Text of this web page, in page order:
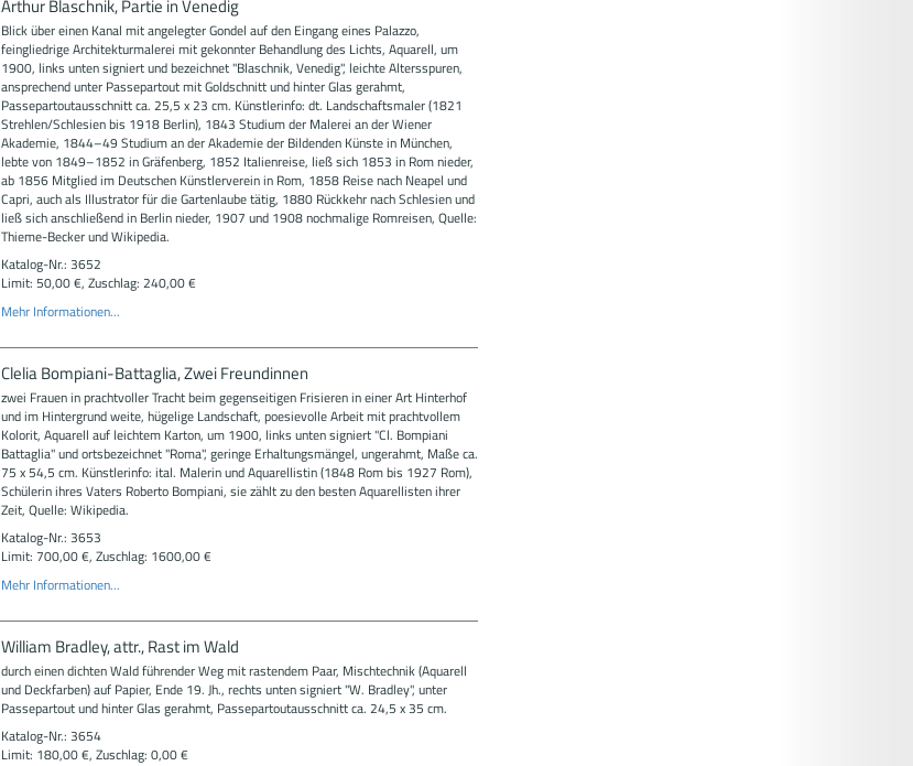
Arthur Blaschnik, Partie in Venedig
Blick über einen Kanal mit angelegter Gondel auf den Eingang eines Palazzo,
feingliedrige Architekturmalerei mit gekonnter Behandlung des Lichts, Aquarell, um
1900, links unten signiert und bezeichnet "Blaschnik, Venedig", leichte Altersspuren,
ansprechend unter Passepartout mit Goldschnitt und hinter Glas gerahmt,
Passepartoutausschnitt ca. 25,5 x 23 cm. Künstlerinfo: dt. Landschaftsmaler (1821
Strehlen/Schlesien bis 1918 Berlin), 1843 Studium der Malerei an der Wiener
Akademie, 1844–49 Studium an der Akademie der Bildenden Künste in München,
lebte von 1849–1852 in Gräfenberg, 1852 Italienreise, ließ sich 1853 in Rom nieder,
ab 1856 Mitglied im Deutschen Künstlerverein in Rom, 1858 Reise nach Neapel und
Capri, auch als Illustrator für die Gartenlaube tätig, 1880 Rückkehr nach Schlesien und
ließ sich anschließend in Berlin nieder, 1907 und 1908 nochmalige Romreisen, Quelle:
Thieme-Becker und Wikipedia.
Katalog-Nr.: 3652
Limit: 50,00 €, Zuschlag: 240,00 €
Mehr Informationen...
Clelia Bompiani-Battaglia, Zwei Freundinnen
zwei Frauen in prachtvoller Tracht beim gegenseitigen Frisieren in einer Art Hinterhof
und im Hintergrund weite, hügelige Landschaft, poesievolle Arbeit mit prachtvollem
Kolorit, Aquarell auf leichtem Karton, um 1900, links unten signiert "Cl. Bompiani
Battaglia" und ortsbezeichnet "Roma", geringe Erhaltungsmängel, ungerahmt, Maße ca.
75 x 54,5 cm. Künstlerinfo: ital. Malerin und Aquarellistin (1848 Rom bis 1927 Rom),
Schülerin ihres Vaters Roberto Bompiani, sie zählt zu den besten Aquarellisten ihrer
Zeit, Quelle: Wikipedia.
Katalog-Nr.: 3653
Limit: 700,00 €, Zuschlag: 1600,00 €
Mehr Informationen...
William Bradley, attr., Rast im Wald
durch einen dichten Wald führender Weg mit rastendem Paar, Mischtechnik (Aquarell
und Deckfarben) auf Papier, Ende 19. Jh., rechts unten signiert "W. Bradley", unter
Passepartout und hinter Glas gerahmt, Passepartoutausschnitt ca. 24,5 x 35 cm.
Katalog-Nr.: 3654
Limit: 180,00 €, Zuschlag: 0,00 €